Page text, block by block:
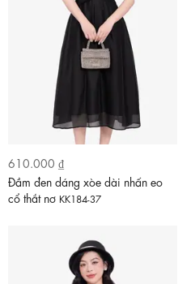
610.000 ₫
Đầm đen dáng xòe dài nhấn eo
cổ thắt nơ KK184-37